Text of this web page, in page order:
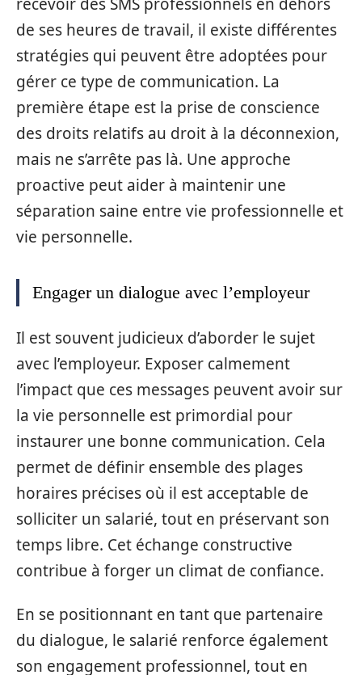
de ses heures de travail, il existe différentes
stratégies qui peuvent être adoptées pour
gérer ce type de communication. La
première étape est la prise de conscience
des droits relatifs au droit à la déconnexion,
mais ne s’arrête pas là. Une approche
proactive peut aider à maintenir une
séparation saine entre vie professionnelle et
vie personnelle.
Engager un dialogue avec l’employeur
Il est souvent judicieux d’aborder le sujet
avec l’employeur. Exposer calmement
l’impact que ces messages peuvent avoir sur
la vie personnelle est primordial pour
instaurer une bonne communication. Cela
permet de définir ensemble des plages
horaires précises où il est acceptable de
solliciter un salarié, tout en préservant son
temps libre. Cet échange constructive
contribue à forger un climat de confiance.
En se positionnant en tant que partenaire
du dialogue, le salarié renforce également
son engagement professionnel, tout en